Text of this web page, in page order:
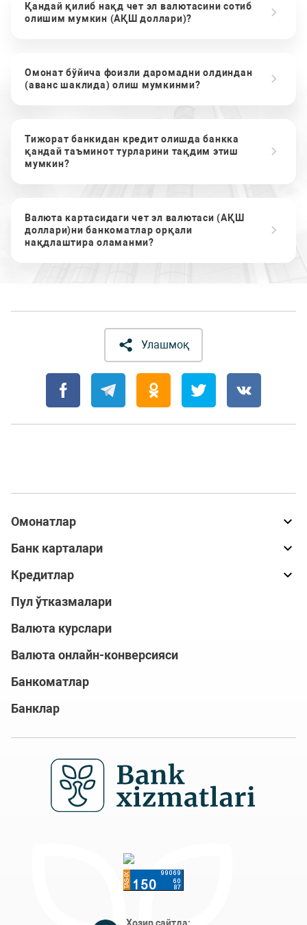
Қандай қилиб нақд чет эл валютасини сотиб
олишим мумкин (АҚШ доллари)?
Омонат бўйича фоизли даромадни олдиндан
(аванс шаклида) олиш мумкинми?
Тижорат банкидан кредит олишда банкка
қандай таъминот турларини тақдим этиш
мумкин?
Валюта картасидаги чет эл валютаси (АҚШ
доллари)ни банкоматлар орқали
нақдлаштира оламанми?
Улашмоқ
Омонатлар
Банк карталари
Кредитлар
Пул ўтказмалари
Валюта курслари
Валюта онлайн-конверсияси
Банкоматлар
Банклар